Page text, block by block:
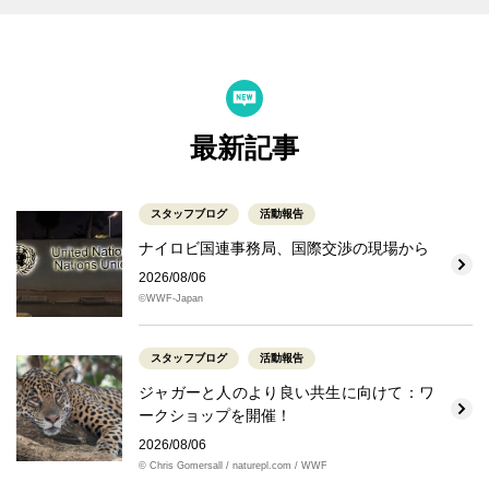
最新記事
スタッフブログ 活動報告
ナイロビ国連事務局、国際交渉の現場から
2026/08/06
©WWF-Japan
スタッフブログ 活動報告
ジャガーと人のより良い共生に向けて：ワ
ークショップを開催！
2026/08/06
© Chris Gomersall / naturepl.com / WWF